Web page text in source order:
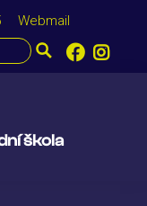
Webmail
škola